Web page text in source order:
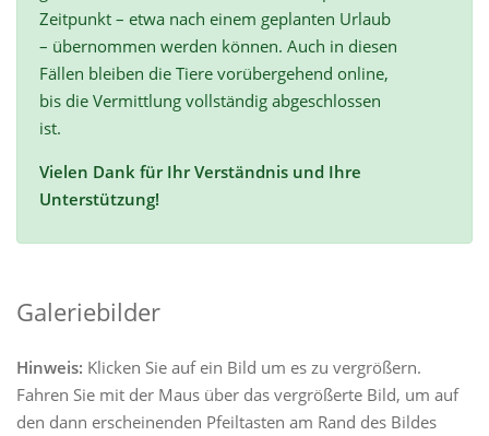
Zeitpunkt – etwa nach einem geplanten Urlaub
– übernommen werden können. Auch in diesen
Fällen bleiben die Tiere vorübergehend online,
bis die Vermittlung vollständig abgeschlossen
ist.
Vielen Dank für Ihr Verständnis und Ihre
Unterstützung!
Galeriebilder
Hinweis: Klicken Sie auf ein Bild um es zu vergrößern.
Fahren Sie mit der Maus über das vergrößerte Bild, um auf
den dann erscheinenden Pfeiltasten am Rand des Bildes